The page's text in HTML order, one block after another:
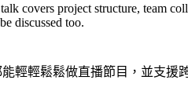
covers project structure, team
discussed too.
輕輕鬆鬆做直播節目，並支援